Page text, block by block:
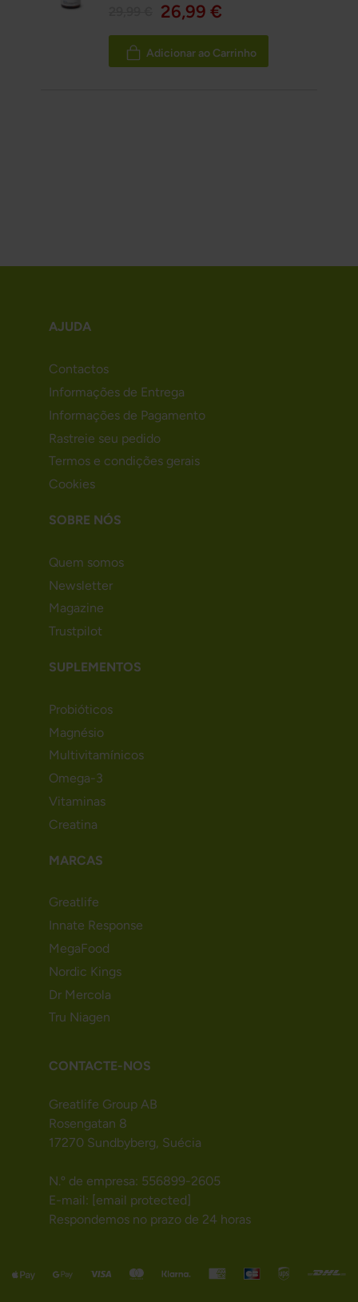
26,99 €
Adicionar ao Carrinho
AJUDA
Contactos
Informações de Entrega
Informações de Pagamento
Rastreie seu pedido
Termos e condições gerais
Cookies
SOBRE NÓS
Quem somos
Newsletter
Magazine
Trustpilot
SUPLEMENTOS
Probióticos
Magnésio
Multivitamínicos
Omega-3
Vitaminas
Creatina
MARCAS
Greatlife
Innate Response
MegaFood
Nordic Kings
Dr Mercola
Tru Niagen
CONTACTE-NOS
Greatlife Group AB
Rosengatan 8
17270 Sundbyberg, Suécia
N.º de empresa: 556899-2605
E-mail: [email protected]
Respondemos no prazo de 24 horas